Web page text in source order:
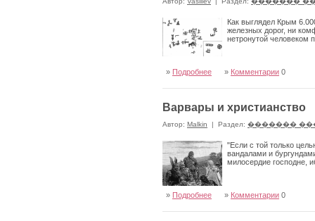
Как выглядел Крым
железных дорог, ни
нетронутой человеком
» Подробнее » Комментарии 0
Варвары и христианство
Автор: Malkin | Раздел: �������
"Если с той только
вандалами и
милосердие господне,
» Подробнее » Комментарии 0